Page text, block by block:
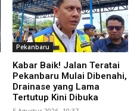
Pekanbaru
Kabar Baik! Jalan Teratai
Pekanbaru Mulai Dibenahi,
Drainase yang Lama
Tertutup Kini Dibuka